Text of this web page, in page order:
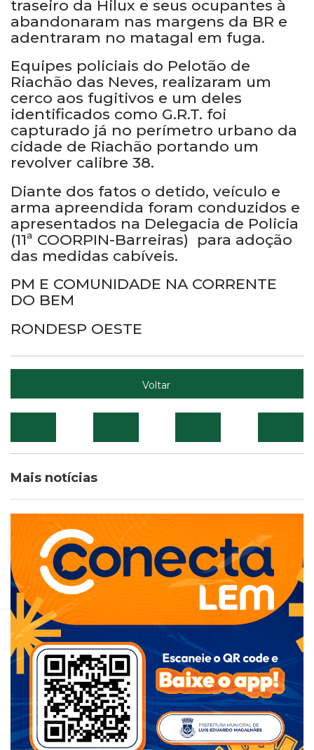
traseiro da Hilux e seus ocupantes à
abandonaram nas margens da BR e
adentraram no matagal em fuga.
Equipes policiais do Pelotão de
Riachão das Neves, realizaram um
cerco aos fugitivos e um deles
identificados como G.R.T. foi
capturado já no perímetro urbano da
cidade de Riachão portando um
revolver calibre 38.
Diante dos fatos o detido, veículo e
arma apreendida foram conduzidos e
apresentados na Delegacia de Policia
(11ª COORPIN-Barreiras) para adoção
das medidas cabíveis.
PM E COMUNIDADE NA CORRENTE
DO BEM
RONDESP OESTE
Voltar
Mais notícias